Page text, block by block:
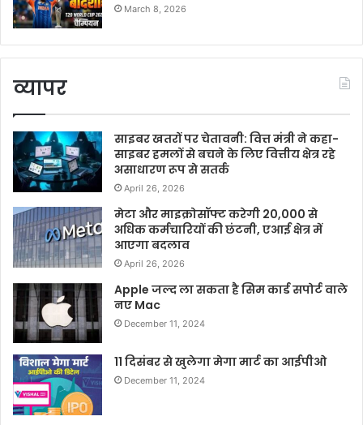
March 8, 2026
व्यापर
साइबर खतरों पर चेतावनी: वित्त मंत्री ने कहा-
साइबर हमलों से बचने के लिए वित्तीय क्षेत्र रहे
असाधारण रूप से सतर्क
April 26, 2026
मेटा और माइक्रोसॉफ्ट करेगी 20,000 से
अधिक कर्मचारियों की छंटनी, एआई क्षेत्र में
आएगा बदलाव
April 26, 2026
Apple जल्द ला सकता है सिम कार्ड सपोर्ट वाले
नए Mac
December 11, 2024
11 दिसंबर से खुलेगा मेगा मार्ट का आईपीओ
December 11, 2024